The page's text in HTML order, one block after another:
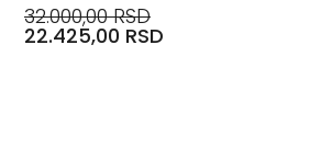
32.000,00 RSD
22.425,00 RSD